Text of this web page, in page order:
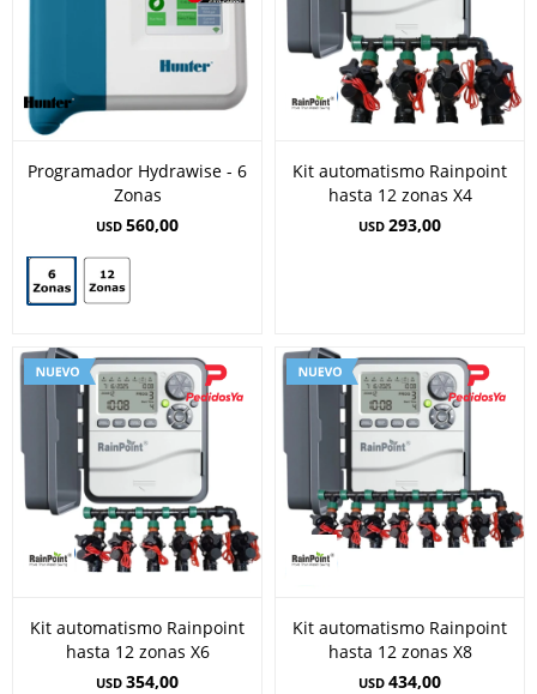
Programador Hydrawise - 6
Zonas
USD 560,00
Kit automatismo Rainpoint
hasta 12 zonas X4
USD 293,00
Kit automatismo Rainpoint
hasta 12 zonas X6
USD 354,00
Kit automatismo Rainpoint
hasta 12 zonas X8
USD 434,00